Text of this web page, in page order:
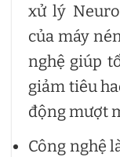
xử lý
của máy
nghệ giúp
giảm tiêu
động mượt
Công nghệ